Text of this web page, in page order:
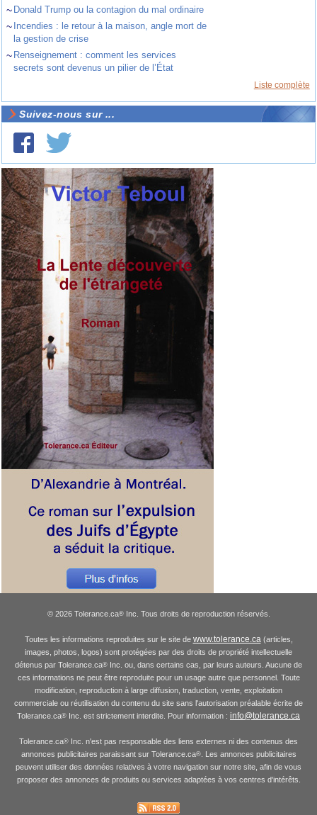
~ Donald Trump ou la contagion du mal ordinaire
~ Incendies : le retour à la maison, angle mort de
la gestion de crise
~ Renseignement : comment les services
secrets sont devenus un pilier de l’État
Liste complète
Suivez-nous sur ...
© 2026 Tolerance.ca®Inc. Tous droits de reproduction réservés.
Toutes les informations reproduites sur le site de www.tolerance.ca(articles,
images, photos, logos) sont protégées par des droits de propriété intellectuelle
détenus par Tolerance.ca® Inc. ou, dans certains cas, par leurs auteurs. Aucune de
ces informations ne peut être reproduite pour un usage autre que personnel. Toute
modification, reproduction à large diffusion, traduction, vente, exploitation
commerciale ou réutilisation du contenu du site sans l'autorisation préalable écrite de
Tolerance.ca® Inc. est strictement interdite. Pour information : info@tolerance.ca
Tolerance.ca® Inc. n'est pas responsable des liens externes ni des contenus des
annonces publicitaires paraissant sur Tolerance.ca®. Les annonces publicitaires
peuvent utiliser des données relatives à votre navigation sur notre site, afin de vous
proposer des annonces de produits ou services adaptées à vos centres d'intérêts.